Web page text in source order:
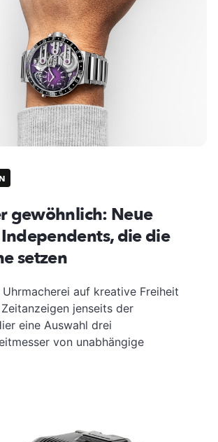
gewöhnlich: Neue
die die
setzen
auf kreative Freiheit
jenseits der
eine Auswahl drei
von unabhängige